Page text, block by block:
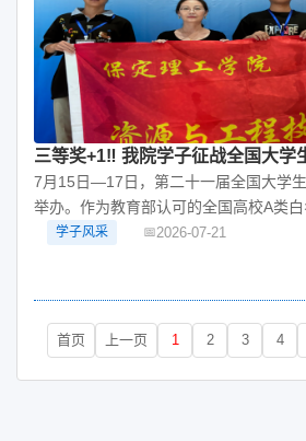
三等奖+1‼️ 我院学子征战全国大学
7月15日—17日，第二十一届全国大学
举办。作为教育部认可的全国高校A类
学子风采 2026-07-21
首页 上一页 1 2 3 4